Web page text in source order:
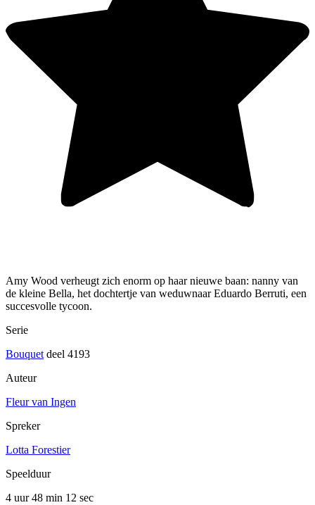
Amy Wood verheugt zich enorm op haar nieuwe baan: nanny van
de kleine Bella, het dochtertje van weduwnaar Eduardo Berruti, een
succesvolle tycoon.
Serie
Bouquet deel 4193
Auteur
Fleur van Ingen
Spreker
Lotta Forestier
Speelduur
4 uur 48 min 12 sec